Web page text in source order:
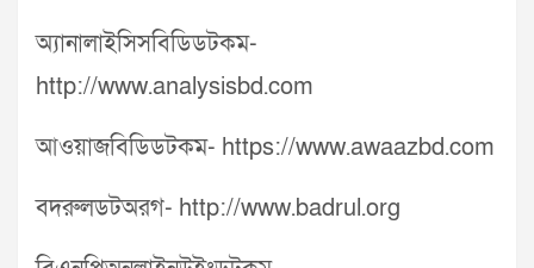
অ্যানালাইসিসবিডিডটকম-
http://www.analysisbd.com
আওয়াজবিডিডটকম- https://www.awaazbd.com
বদরুলডটঅরগ- http://www.badrul.org